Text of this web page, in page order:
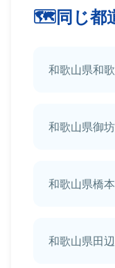
同じ都
和歌山県和
和歌山県御
和歌山県橋
和歌山県田